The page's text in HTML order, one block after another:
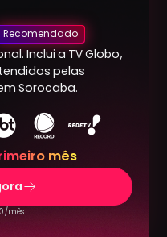
Recomendado
Inclui a TV Globo,
pelas
Sorocaba.
mês
/mês